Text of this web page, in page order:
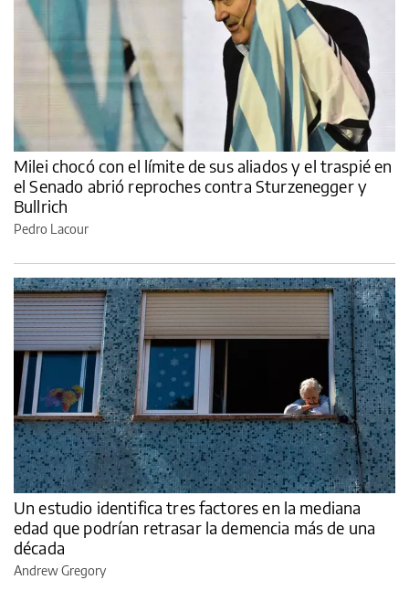
Milei chocó con el límite de sus aliados y el traspié en
el Senado abrió reproches contra Sturzenegger y
Bullrich
Pedro Lacour
Un estudio identifica tres factores en la mediana
edad que podrían retrasar la demencia más de una
década
Andrew Gregory